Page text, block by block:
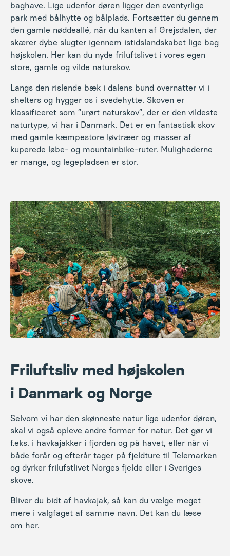
baghave. Lige udenfor døren ligger den eventyrlige
park med bålhytte og bålplads. Fortsætter du gennem
den gamle nøddeallé, når du kanten af Grejsdalen, der
skærer dybe slugter igennem istidslandskabet lige bag
højskolen. Her kan du nyde friluftslivet i vores egen
store, gamle og vilde naturskov.
Langs den rislende bæk i dalens bund overnatter vi i
shelters og hygger os i svedehytte. Skoven er
klassificeret som ”urørt naturskov”, der er den vildeste
naturtype, vi har i Danmark. Det er en fantastisk skov
med gamle kæmpestore løvtræer og masser af
kuperede løbe- og mountainbike-ruter. Mulighederne
er mange, og legepladsen er stor.
Friluftsliv med højskolen
i Danmark og Norge
Selvom vi har den skønneste natur lige udenfor døren,
skal vi også opleve andre former for natur. Det gør vi
f.eks. i havkajakker i fjorden og på havet, eller når vi
både forår og efterår tager på fjeldture til Telemarken
og dyrker frilufstlivet Norges fjelde eller i Sveriges
skove.
Bliver du bidt af havkajak, så kan du vælge meget
mere i valgfaget af samme navn. Det kan du læse
om her.